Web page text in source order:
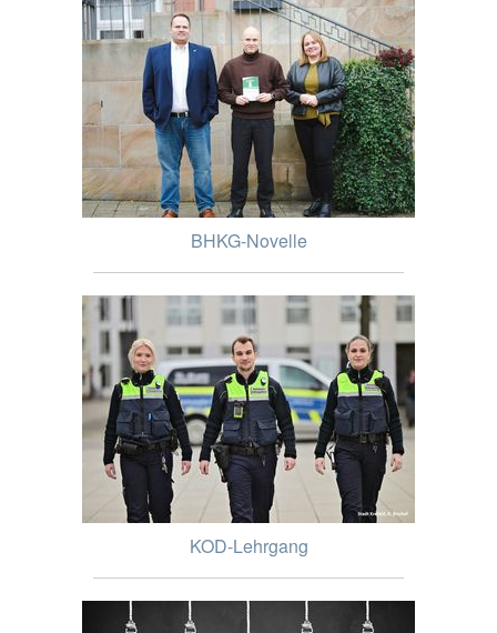
BHKG-Novelle
KOD-Lehrgang